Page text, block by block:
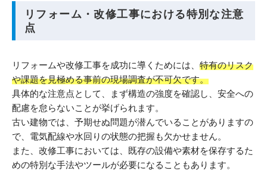
リフォーム・改修工事における特別な注意
点
リフォームや改修工事を成功に導くためには、 特有のリスク
や課題を見極める事前の現場調査が不可欠です。
具体的な注意点として、まず構造の強度を確認し、安全への
配慮を怠らないことが挙げられます。
古い建物では、予期せぬ問題が潜んでいることがありますの
で、電気配線や水回りの状態の把握も欠かせません。
また、改修工事においては、既存の設備や素材を保存するた
めの特別な手法やツールが必要になることもあります。